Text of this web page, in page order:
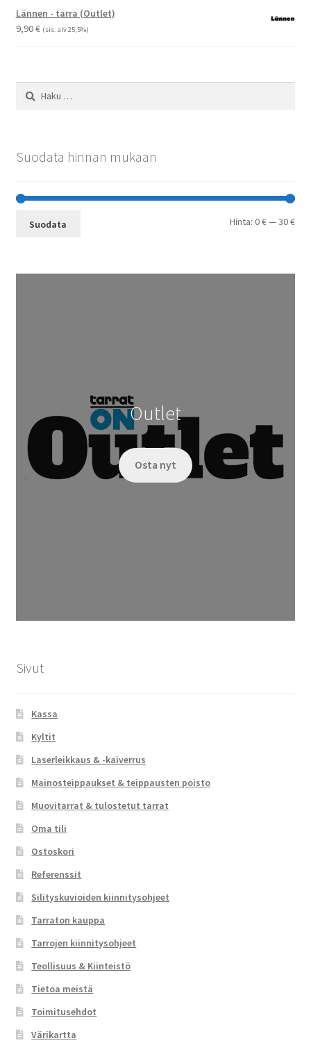
-
29,90 €
Lännen - tarra (Outlet)
9,90€ (sis. alv 25,5%)
Haku:
Suodata hinnan mukaan
Suodata Hinta:0 €—30 €
Outlet
Osta nyt
Sivut
Kassa
Kyltit
Laserleikkaus & -kaiverrus
Mainosteippaukset & teippausten poisto
Muovitarrat & tulostetut tarrat
Oma tili
Ostoskori
Referenssit
Silityskuvioiden kiinnitysohjeet
Tarraton kauppa
Tarrojen kiinnitysohjeet
Teollisuus & Kiinteistö
Tietoa meistä
Toimitusehdot
Värikartta